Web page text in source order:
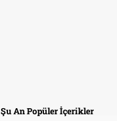
Şu An Popüler İçerikler